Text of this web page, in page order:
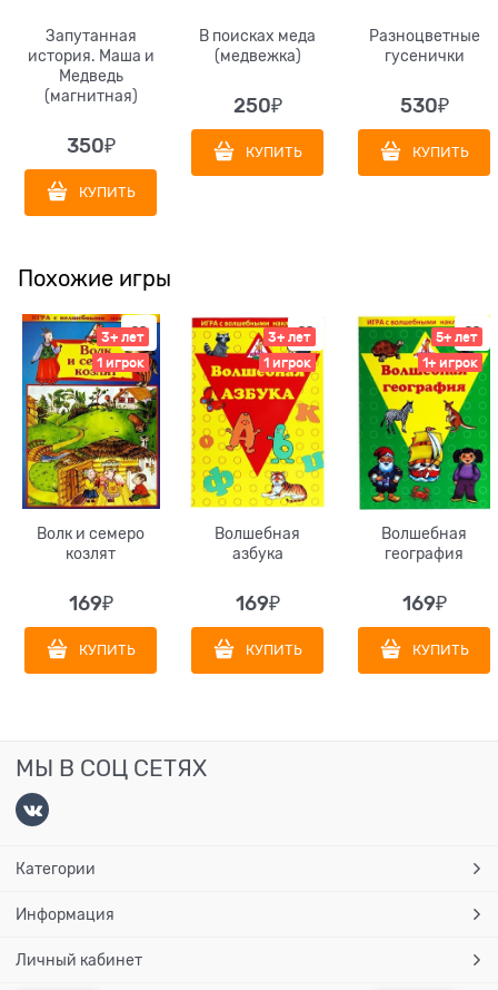
Запутанная
история. Маша и
Медведь
(магнитная)
350₽
КУПИТЬ
В поисках меда
(медвежка)
250₽
КУПИТЬ
Разноцветные
гусенички
530₽
КУПИТЬ
Похожие игры
3+ лет
1 игрок
Волк и семеро
козлят
169₽
КУПИТЬ
3+ лет
1 игрок
Волшебная
азбука
169₽
КУПИТЬ
5+ лет
1+ игрок
Волшебная
география
169₽
КУПИТЬ
МЫ В СОЦ СЕТЯХ
Категории
Информация
Личный кабинет